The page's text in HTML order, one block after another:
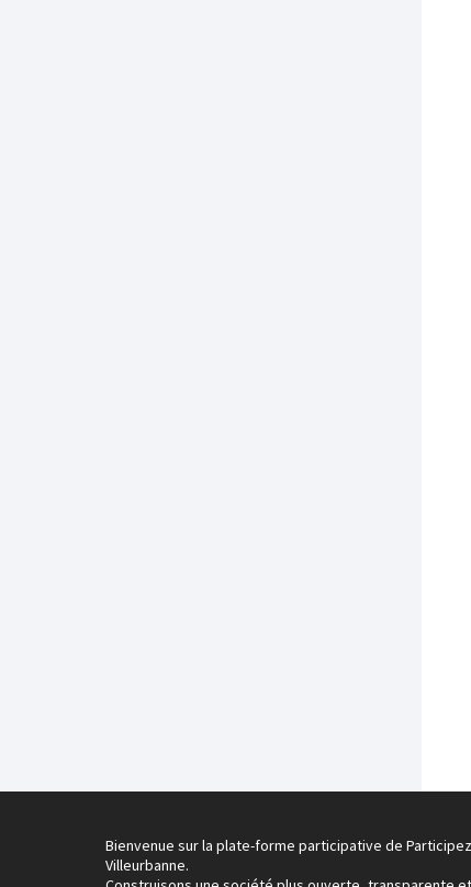
Bienvenue sur la plate-forme participative de Participez
Villeurbanne.